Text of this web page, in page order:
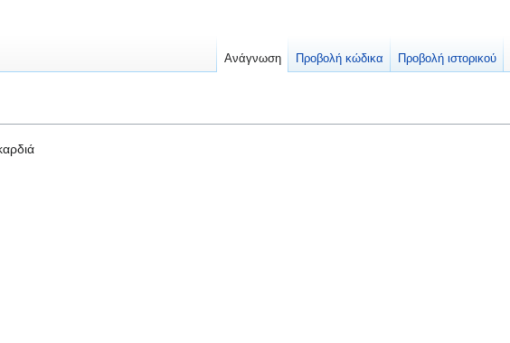
Ανάγνωση Προβολή κώδικα Προβολή ιστορικού